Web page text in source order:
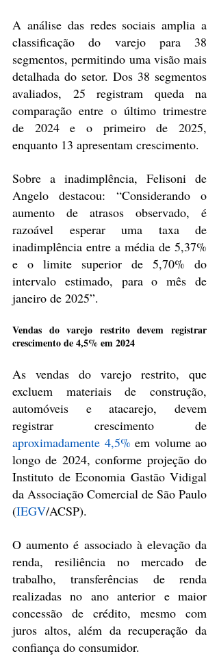
A análise das redes sociais amplia a
classificação do varejo para 38
segmentos, permitindo uma visão mais
detalhada do setor. Dos 38 segmentos
avaliados, 25 registram queda na
comparação entre o último trimestre
de 2024 e o primeiro de 2025,
enquanto 13 apresentam crescimento.
Sobre a inadimplência, Felisoni de
Angelo destacou: “Considerando o
aumento de atrasos observado, é
razoável esperar uma taxa de
inadimplência entre a média de 5,37%
e o limite superior de 5,70% do
intervalo estimado, para o mês de
janeiro de 2025”.
Vendas do varejo restrito devem registrar
crescimento de 4,5% em 2024
As vendas do varejo restrito, que
excluem materiais de construção,
automóveis e atacarejo, devem
aproximadamente 4,5% em volume ao
longo de 2024, conforme projeção do
Instituto de Economia Gastão Vidigal
da Associação Comercial de São Paulo
(IEGV/ACSP).
O aumento é associado à elevação da
renda, resiliência no mercado de
trabalho, transferências de renda
realizadas no ano anterior e maior
concessão de crédito, mesmo com
juros altos, além da recuperação da
confiança do consumidor.